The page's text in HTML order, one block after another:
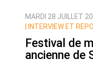
MARDI 28 JUILLET
INTERVIEW ET
Festival de
ancienne de